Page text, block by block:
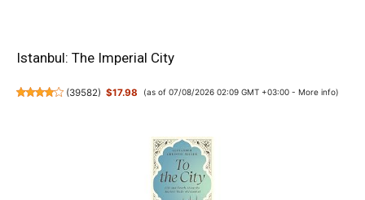
Istanbul: The Imperial City
(39582) $17.98 (as of 07/08/2026 02:09 GMT +03:00 - More info)